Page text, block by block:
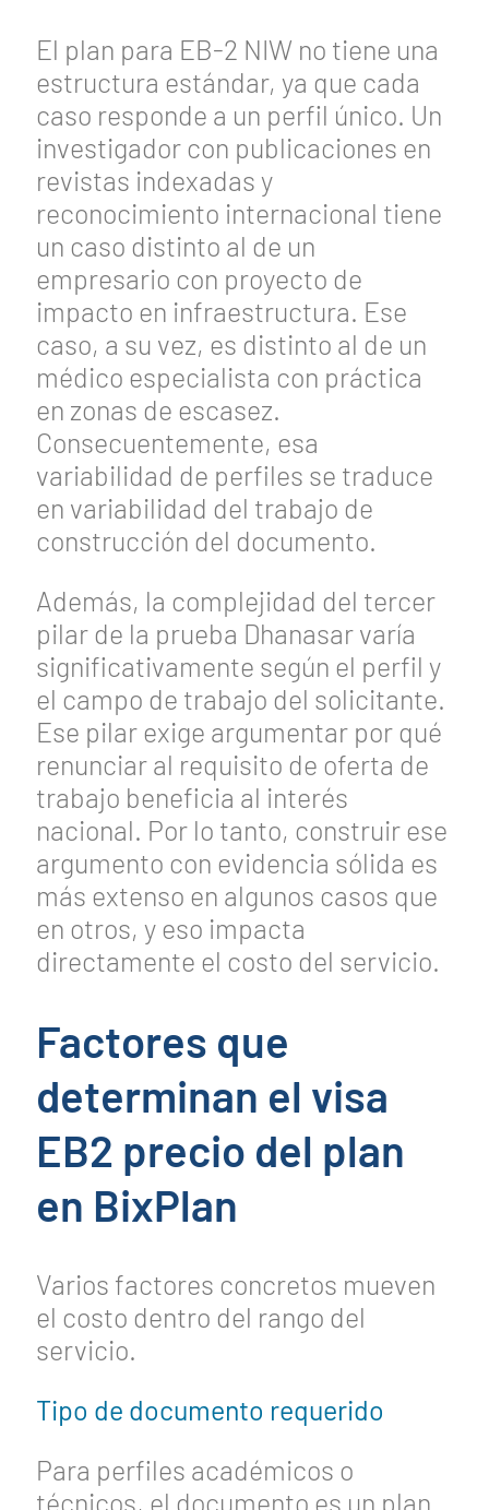
El plan para EB-2 NIW no tiene una
estructura estándar, ya que cada
caso responde a un perfil único. Un
investigador con publicaciones en
revistas indexadas y
reconocimiento internacional tiene
un caso distinto al de un
empresario con proyecto de
impacto en infraestructura. Ese
caso, a su vez, es distinto al de un
médico especialista con práctica
en zonas de escasez.
Consecuentemente, esa
variabilidad de perfiles se traduce
en variabilidad del trabajo de
construcción del documento.
Además, la complejidad del tercer
pilar de la prueba Dhanasar varía
significativamente según el perfil y
el campo de trabajo del solicitante.
Ese pilar exige argumentar por qué
renunciar al requisito de oferta de
trabajo beneficia al interés
nacional. Por lo tanto, construir ese
argumento con evidencia sólida es
más extenso en algunos casos que
en otros, y eso impacta
directamente el costo del servicio.
Factores que
determinan el visa
EB2 precio del plan
en BixPlan
Varios factores concretos mueven
el costo dentro del rango del
servicio.
Tipo de documento requerido
Para perfiles académicos o
técnicos, el documento es un plan